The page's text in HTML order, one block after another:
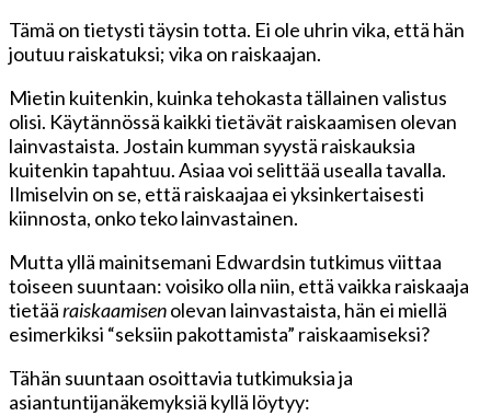
Tämä on tietysti täysin totta. Ei ole uhrin vika, että hän
joutuu raiskatuksi; vika on raiskaajan.
Mietin kuitenkin, kuinka tehokasta tällainen valistus
olisi. Käytännössä kaikki tietävät raiskaamisen olevan
lainvastaista. Jostain kumman syystä raiskauksia
kuitenkin tapahtuu. Asiaa voi selittää usealla tavalla.
Ilmiselvin on se, että raiskaajaa ei yksinkertaisesti
kiinnosta, onko teko lainvastainen.
Mutta yllä mainitsemani Edwardsin tutkimus viittaa
toiseen suuntaan: voisiko olla niin, että vaikka raiskaaja
tietääraiskaamisenolevan lainvastaista, hän ei miellä
esimerkiksi “seksiin pakottamista” raiskaamiseksi?
Tähän suuntaan osoittavia tutkimuksia ja
asiantuntijanäkemyksiä kyllä löytyy: